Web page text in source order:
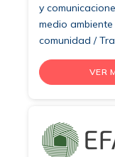
y
medio
comunidad /
VER